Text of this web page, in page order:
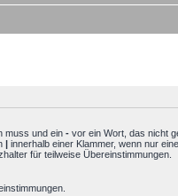
muss und ein -vor ein Wort, das nicht
|innerhalb einer Klammer, wenn nur
für teilweise Übereinstimmungen.